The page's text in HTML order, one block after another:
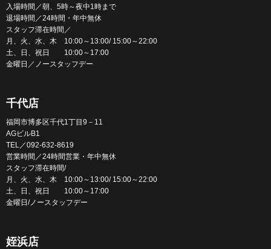
入場時間／朝、5時～夜中1時まで
退場時間／24時間・年中無休
スタッフ滞在時間／
月、火、水、木 10:00～13:00/ 15:00～22:00
土、日、祝日 10:00～17:00
金曜日／ノースタッフデー
千代店
福岡市博多区千代1丁目9－11
AGビルB1
TEL／092-632-8619
営業時間／24時間営業・年中無休
スタッフ滞在時間/
月、火、水、木 10:00～13:00/ 15:00～22:00
土、日、祝日 10:00～17:00
金曜日/ノースタッフデー
姪浜店